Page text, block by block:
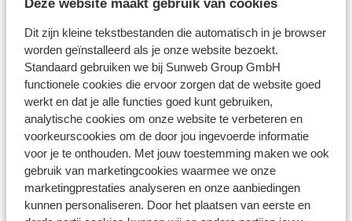
Deze website maakt gebruik van cookies
Dit zijn kleine tekstbestanden die automatisch in je browser
worden geïnstalleerd als je onze website bezoekt.
Standaard gebruiken we bij Sunweb Group GmbH
functionele cookies die ervoor zorgen dat de website goed
werkt en dat je alle functies goed kunt gebruiken,
analytische cookies om onze website te verbeteren en
voorkeurscookies om de door jou ingevoerde informatie
voor je te onthouden. Met jouw toestemming maken we ook
gebruik van marketingcookies waarmee we onze
marketingprestaties analyseren en onze aanbiedingen
kunnen personaliseren. Door het plaatsen van eerste en
Centrum Geneve: 75 km
Centrum Lyon: 213 km
Skipiste: 0 m
Skilift: 20 m
Skipas, -les en verhuur
Skipas